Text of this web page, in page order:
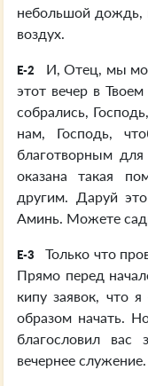
небольшой дождь,
воздух.
E-2
И, Отец, мы
этот вечер в
собрались,
нам, Господь,
благотворным
оказана такая
другим. Даруй
Аминь. Можете
E-3
Только что
Прямо перед
кипу заявок, что
образом начать.
благословил вас
вечернее служение.